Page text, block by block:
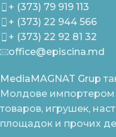
+ (373) 79 919 113
+ (373) 22 944 566
+ (373) 22 92 81 32
office@episcina.md
MediaMAGNAT Grup
Молдове импортером
товаров, игрушек,
площадок и прочих